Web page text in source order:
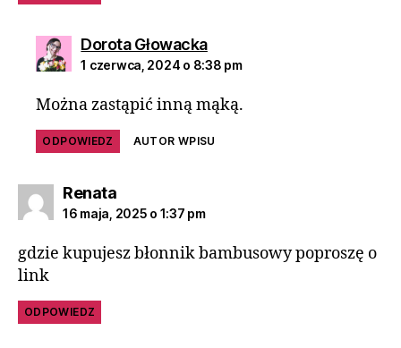
Dorota Głowacka
1 czerwca, 2024 o 8:38 pm
Można zastąpić inną mąką.
ODPOWIEDZ AUTOR WPISU
Renata
16 maja, 2025 o 1:37 pm
gdzie kupujesz błonnik bambusowy poproszę o
link
ODPOWIEDZ